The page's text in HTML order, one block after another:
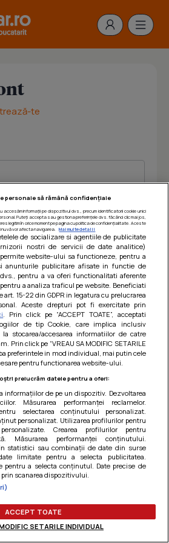
te
Am uitat parola
|Politica de cookies
Politica de
personale să rămână confidențiale
informații pe dispozitivul dvs., precum identificatorii cookie unici
Puteți accepta sau gestiona preferințele dvs. făcând clic mai jos,
legitim în orice moment pe pagina cu politica de confidențialitate. Aceste
nu vă vor afecta navigarea.
Mai multe detalii
de socializare si agentiile de publicitate
nostri de servicii de date analitice)
website-ului sa functioneze, pentru a
anunturile publicitare afisate in functie de
pentru a va oferi functionalitati aferente
a analiza traficul pe website. Beneficiati
15-22 din GDPR in legatura cu prelucrarea
Aceste drepturi pot fi exercitate prin
. Prin click pe “ACCEPT TOATE”, acceptati
de tip Cookie, care implica inclusiv
stocarea/accesarea informatiilor de catre
Prin click pe “VREAU SA MODIFIC SETARILE
preferintele in mod individual, mai putin cele
pentru functionarea website-ului.
prelucrăm datele pentru a oferi:
informațiilor de pe un dispozitiv. Dezvoltarea
Măsurarea performanței reclamelor.
selectarea conținutului personalizat.
personalizat. Utilizarea profilurilor pentru
Crearea profilurilor pentru
Măsurarea performanței conținutului.
statistici sau combinații de date din surse
limitate pentru a selecta publicitatea.
pentru a selecta conținutul. Date precise de
scanarea dispozitivului.
ACCEPT TOATE
SETARILE INDIVIDUAL